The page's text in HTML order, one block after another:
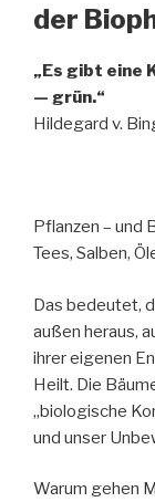
der
„Es gibt eine
— grün.“
Hildegard v.
Pflanzen – und
Tees, Salben,
Das bedeutet,
außen heraus,
ihrer eigenen
Heilt. Die
„biologische
und unser
Warum gehen